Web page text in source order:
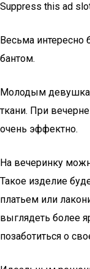
Suppress this ad
Весьма интересно
бантом.
Молодым
ткани. При
очень эффектно.
На вечеринку
Такое изделие
платьем или
выглядеть более
позаботиться о